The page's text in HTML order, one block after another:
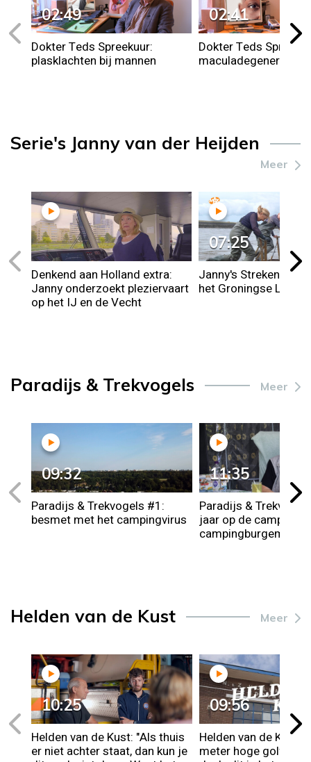
02:49
Dokter Teds Spreekuur:
plasklachten bij mannen
02:41
Dokter Teds
maculadegeneratie
Serie's Janny van der Heijden
Meer
Denkend aan Holland extra:
Janny onderzoekt pleziervaart
op het IJ en de Vecht
07:25
Janny's Streken:
het Groningse
Paradijs & Trekvogels Meer
09:32
Paradijs & Trekvogels #1:
besmet met het campingvirus
11:35
Paradijs &
jaar op de camping
Helden van de Kust Meer
10:25
Helden van de Kust: "Als thuis
er niet achter staat, dan kun je
09:56
Helden van de Kust:
meter hoge golf